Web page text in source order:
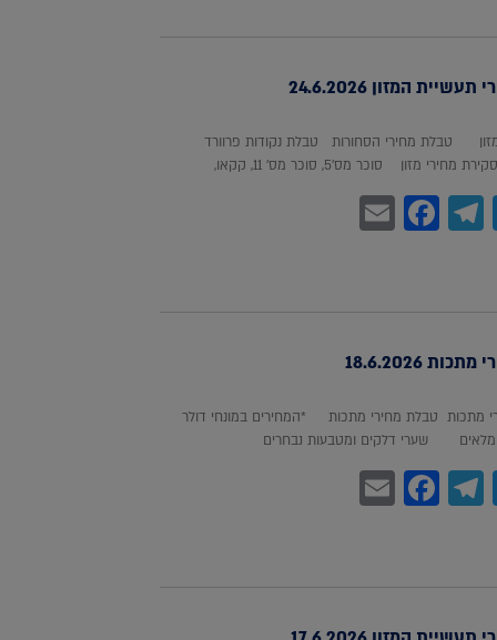
המזון 24.6.2026
טבלת מחירי הסחורות טבלת נקודות פרוורד
מזון סוכר מס'5, סוכר מס' 11, קקאו,
Twitter
Telegram
Facebook
Email
18.6.2026
מתכות טבלת מחירי מתכות *המחירים במונחי דולר
שערי דלקים ומטבעות נבחרים
Twitter
Telegram
Facebook
Email